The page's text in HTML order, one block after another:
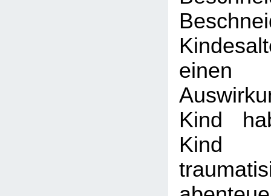
einen
Kind
Kind